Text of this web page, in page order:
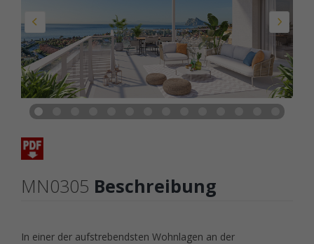
MN0305 Beschreibung
In einer der aufstrebendsten Wohnlagen an der